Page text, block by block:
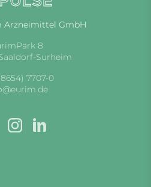
Arzneimittel GmbH
8
Surheim
7707-0